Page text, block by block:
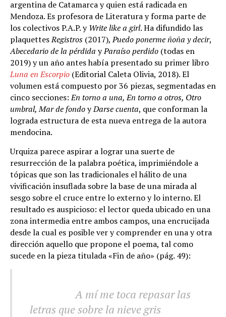
argentina de Catamarca y quien está radicada en
Mendoza. Es profesora de Literatura y forma parte de
los colectivos P.A.P. yWrite like a girl. Ha difundido las
plaquettesRegistros (2017),Puedo ponerme ñoña y decir,
Abecedario de la pérdida yParaíso perdido (todas en
2019) y un año antes había presentado su primer libro
Luna en Escorpio (Editorial Caleta Olivia, 2018). El
volumen está compuesto por 36 piezas, segmentadas en
cinco secciones:En torno a una, En torno a otros, Otro
umbral, Mar de fondoyDarse cuenta, que conforman la
lograda estructura de esta nueva entrega de la autora
mendocina.
Urquiza parece aspirar a lograr una suerte de
resurrección de la palabra poética, imprimiéndole a
tópicas que son las tradicionales el hálito de una
vivificación insuflada sobre la base de una mirada al
sesgo sobre el cruce entre lo externo y lo interno. El
resultado es auspicioso: el lector queda ubicado en una
zona intermedia entre ambos campos, una encrucijada
desde la cual es posible ver y comprender en una y otra
dirección aquello que propone el poema, tal como
sucede en la pieza titulada «Fin de año» (pág. 49):
.A mí me toca repasar las
letras que sobre la nieve gris